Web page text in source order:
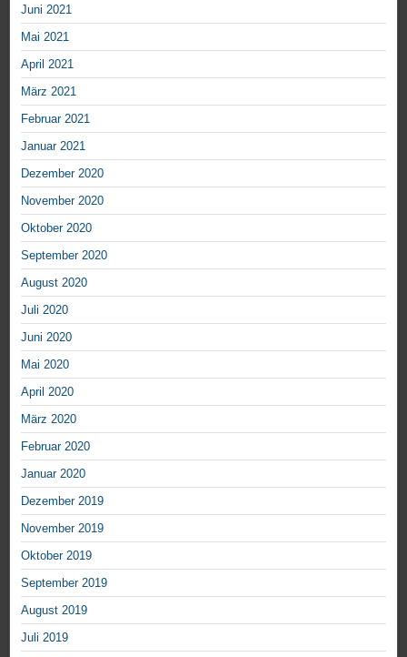
Juni 2021
Mai 2021
April 2021
März 2021
Februar 2021
Januar 2021
Dezember 2020
November 2020
Oktober 2020
September 2020
August 2020
Juli 2020
Juni 2020
Mai 2020
April 2020
März 2020
Februar 2020
Januar 2020
Dezember 2019
November 2019
Oktober 2019
September 2019
August 2019
Juli 2019